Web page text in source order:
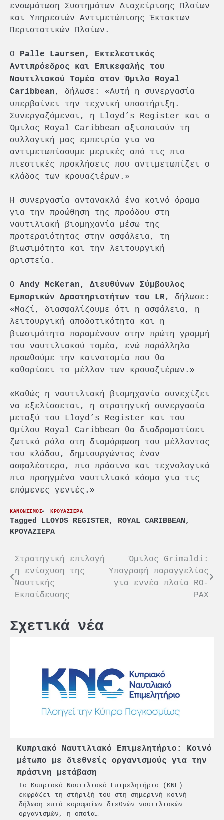
ενσωμάτωση Συστημάτων Διαχείρισης Πλοίων
και Υπηρεσιών Αντιμετώπισης Έκτακτων
Περιστατικών Πλοίων.
Ο Palle Laursen, Εκτελεστικός
Αντιπρόεδρος και Επικεφαλής του
Ναυτιλιακού Τομέα στον Όμιλο Royal
Caribbean, δήλωσε: «Αυτή η συνεργασία
υπερβαίνει την τεχνική υποστήριξη.
Συνεργαζόμενοι, η Lloyd’s Register και ο
Όμιλος Royal Caribbean αξιοποιούν τη
συλλογική μας εμπειρία για να
αντιμετωπίσουμε μερικές από τις πιο
πιεστικές προκλήσεις που αντιμετωπίζει ο
κλάδος των κρουαζιέρων.»
Η συνεργασία αντανακλά ένα κοινό όραμα
για την προώθηση της προόδου στη
ναυτιλιακή βιομηχανία μέσω της
προτεραιότητας στην ασφάλεια, τη
βιωσιμότητα και την λειτουργική
αριστεία.
Ο Andy McKeran, Διευθύνων Σύμβουλος
Εμπορικών Δραστηριοτήτων του LR, δήλωσε:
«Μαζί, διασφαλίζουμε ότι η ασφάλεια, η
λειτουργική αποδοτικότητα και η
βιωσιμότητα παραμένουν στην πρώτη γραμμή
του ναυτιλιακού τομέα, ενώ παράλληλα
προωθούμε την καινοτομία που θα
καθορίσει το μέλλον των κρουαζιέρων.»
«Καθώς η ναυτιλιακή βιομηχανία συνεχίζει
να εξελίσσεται, η στρατηγική συνεργασία
μεταξύ του Lloyd’s Register και του
Ομίλου Royal Caribbean θα διαδραματίσει
ζωτικό ρόλο στη διαμόρφωση του μέλλοντος
του κλάδου, δημιουργώντας έναν
ασφαλέστερο, πιο πράσινο και τεχνολογικά
πιο προηγμένο ναυτιλιακό κόσμο για τις
επόμενες γενιές.»
ΚΑΝΟΝΙΣΜΟΙ ΚΡΟΥΑΖΙΕΡΑ
Tagged LLOYDS REGISTER, ROYAL CARIBBEAN,
ΚΡΟΥΑΖΙΕΡΑ
Πλοήγηση
άρθρων
Στρατηγική επιλογή
η ενίσχυση της
Ναυτικής
Εκπαίδευσης
Όμιλος Grimaldi:
Υπογραφή παραγγελίας
για εννέα πλοία RO-
PAX
Σχετικά νέα
Κυπριακό Ναυτιλιακό Επιμελητήριο: Κοινό
μέτωπο με διεθνείς οργανισμούς για την
πράσινη μετάβαση
Το Κυπριακό Ναυτιλιακό Επιμελητήριο (ΚΝΕ)
εκφράζει τη στήριξή του στη σημερινή κοινή
δήλωση επτά κορυφαίων διεθνών ναυτιλιακών
οργανισμών, η οποία…